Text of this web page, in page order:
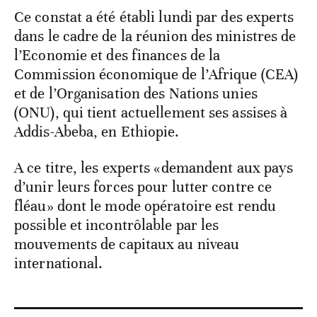
Ce constat a été établi lundi par des experts
dans le cadre de la réunion des ministres de
l’Economie et des finances de la
Commission économique de l’Afrique (CEA)
et de l’Organisation des Nations unies
(ONU), qui tient actuellement ses assises à
Addis-Abeba, en Ethiopie.
A ce titre, les experts «demandent aux pays
d’unir leurs forces pour lutter contre ce
fléau» dont le mode opératoire est rendu
possible et incontrôlable par les
mouvements de capitaux au niveau
international.